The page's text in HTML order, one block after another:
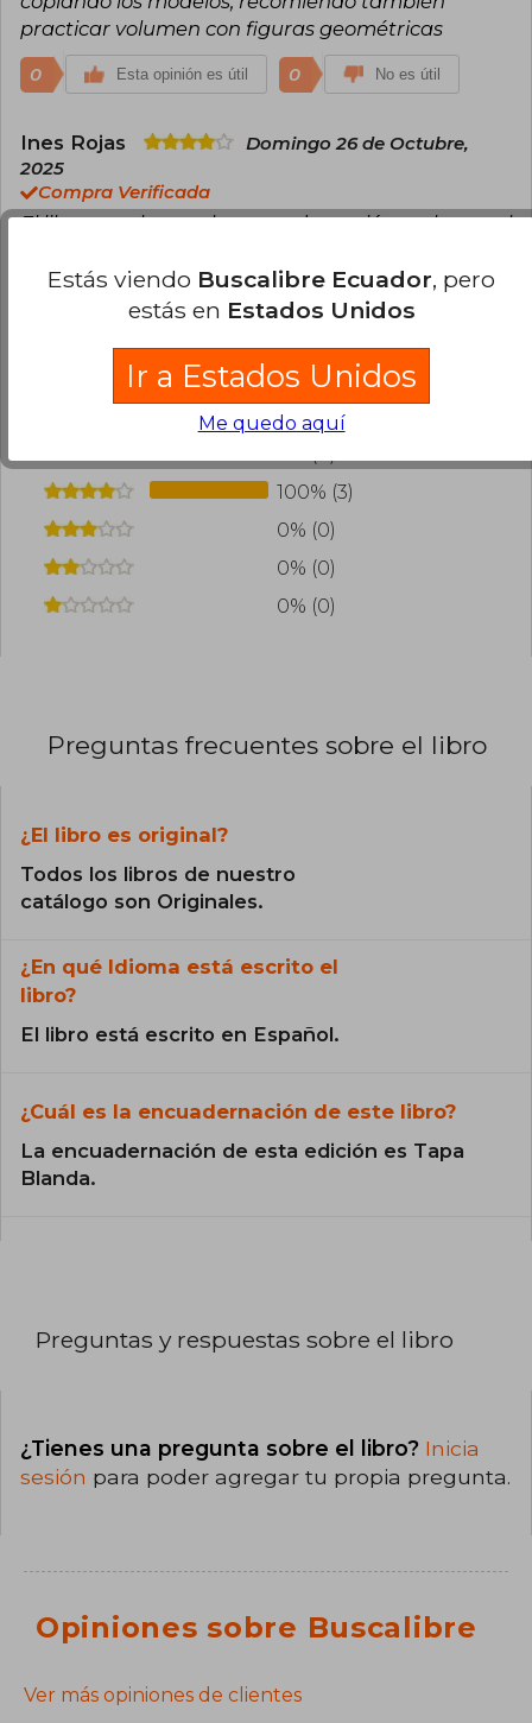
practicar volumen con figuras geométricas
0 Esta opinión es útil 0 No es útil
Ines Rojas
Domingo 26 de Octubre,
2025
Compra Verificada
El libro muy bueno, la encuadernación mal pues al
0 No es útil
¿Leíste este libro? Inicia sesión
para poder
agregar tu propia evaluación.
100% (3)
0% (0)
0% (0)
0% (0)
Preguntas frecuentes sobre el libro
¿El libro es original?
Todos los libros de nuestro
catálogo son Originales.
¿En qué Idioma está escrito el
libro?
El libro está escrito en Español.
¿Cuál es la encuadernación de este libro?
La encuadernación de esta edición es Tapa
Blanda.
Preguntas y respuestas sobre el libro
¿Tienes una pregunta sobre el libro? Inicia
sesión para poder agregar tu propia pregunta.
Opiniones sobre Buscalibre
Ver más opiniones de clientes
Estás viendo Buscalibre Ecuador, pero
estás en Estados Unidos
Ir a Estados Unidos
Me quedo aquí